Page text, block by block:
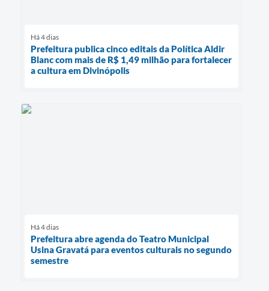
Há 4 dias
Prefeitura publica cinco editais da Política Aldir
Blanc com mais de R$ 1,49 milhão para fortalecer
a cultura em Divinópolis
Há 4 dias
Prefeitura abre agenda do Teatro Municipal
Usina Gravatá para eventos culturais no segundo
semestre